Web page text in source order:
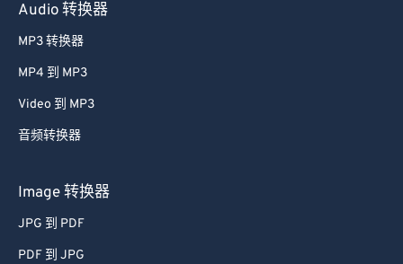
Audio 转换器
MP3 转换器
MP4 到 MP3
Video 到 MP3
音频转换器
Image 转换器
JPG 到 PDF
PDF 到 JPG